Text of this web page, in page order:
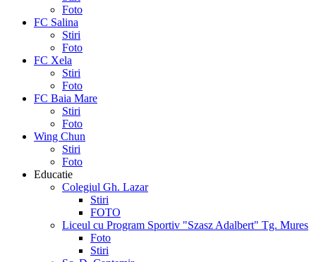
Foto
FC Salina
Stiri
Foto
FC Xela
Stiri
Foto
FC Baia Mare
Stiri
Foto
Wing Chun
Stiri
Foto
Educatie
Colegiul Gh. Lazar
Stiri
FOTO
Liceul cu Program Sportiv "Szasz Adalbert" Tg. Mures
Foto
Stiri